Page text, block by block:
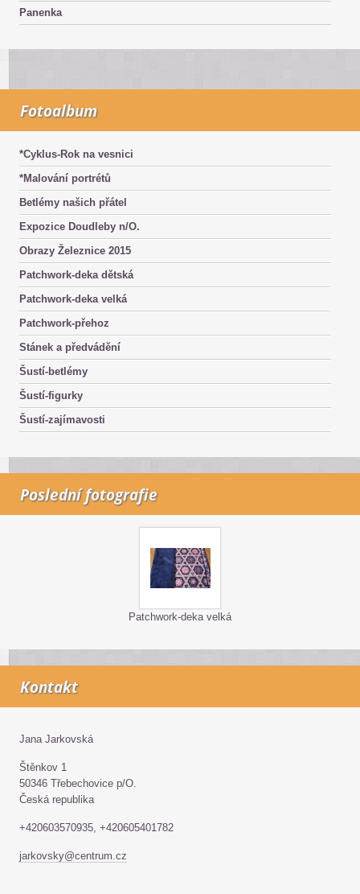
Panenka
Fotoalbum
*Cyklus-Rok na vesnici
*Malování portrétů
Betlémy našich přátel
Expozice Doudleby n/O.
Obrazy Železnice 2015
Patchwork-deka dětská
Patchwork-deka velká
Patchwork-přehoz
Stánek a předvádění
Šustí-betlémy
Šustí-figurky
Šustí-zajímavosti
Poslední fotografie
Patchwork-deka velká
Kontakt
Jana Jarkovská
Štěnkov 1
50346 Třebechovice p/O.
Česká republika
+420603570935, +420605401782
jarkovsky@centrum.cz